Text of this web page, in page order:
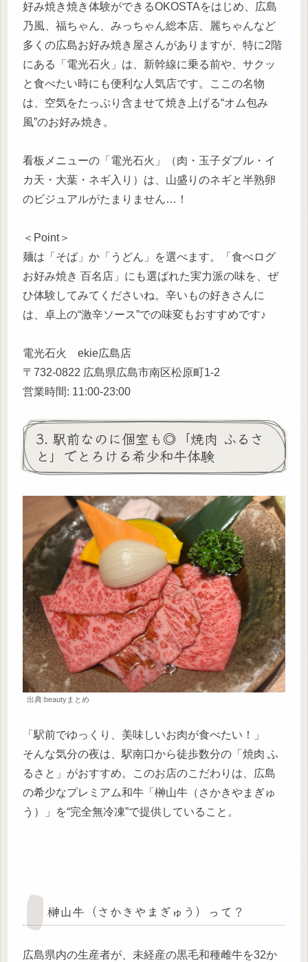
好み焼き焼き体験ができるOKOSTAをはじめ、広島
乃風、福ちゃん、みっちゃん総本店、麗ちゃんなど
多くの広島お好み焼き屋さんがありますが、特に2階
にある「電光石火」は、新幹線に乗る前や、サクッ
と食べたい時にも便利な人気店です。ここの名物
は、空気をたっぷり含ませて焼き上げる“オム包み
風”のお好み焼き。
看板メニューの「電光石火」（肉・玉子ダブル・イ
カ天・大葉・ネギ入り）は、山盛りのネギと半熟卵
のビジュアルがたまりません…！
＜Point＞
麺は「そば」か「うどん」を選べます。「食べログ
お好み焼き 百名店」にも選ばれた実力派の味を、ぜ
ひ体験してみてくださいね。辛いもの好きさんに
は、卓上の“激辛ソース”での味変もおすすめです♪
電光石火 ekie広島店
〒732-0822 広島県広島市南区松原町1-2
営業時間: 11:00-23:00
3. 駅前なのに個室も◎「焼肉 ふるさ
と」でとろける希少和牛体験
出典:beautyまとめ
「駅前でゆっくり、美味しいお肉が食べたい！」
そんな気分の夜は、駅南口から徒歩数分の「焼肉 ふ
るさと」がおすすめ。このお店のこだわりは、広島
の希少なプレミアム和牛「榊山牛（さかきやまぎゅ
う）」を“完全無冷凍”で提供していること。
榊山牛（さかきやまぎゅう）って？
広島県内の生産者が、未経産の黒毛和種雌牛を32か